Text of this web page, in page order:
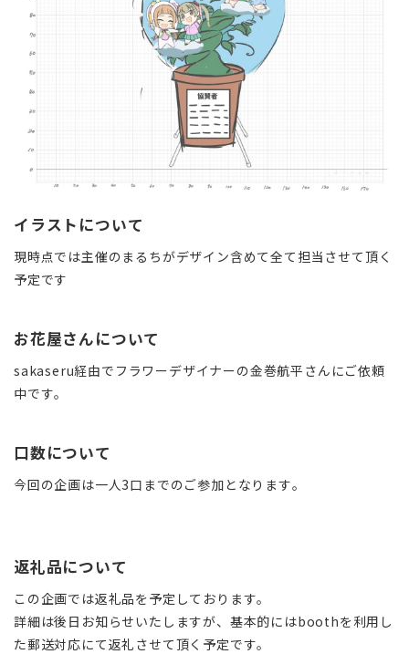
イラストについて
現時点では主催のまるちがデザイン含めて全て担当させて頂く
予定です
お花屋さんについて
sakaseru経由でフラワーデザイナーの金巻航平さんにご依頼
中です。
口数について
今回の企画は一人3口までのご参加となります。
返礼品について
この企画では返礼品を予定しております。
詳細は後日お知らせいたしますが、基本的にはboothを利用し
た郵送対応にて返礼させて頂く予定です。